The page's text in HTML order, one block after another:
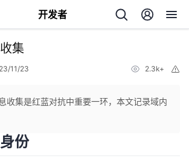
开发者
集
11/23 2.3k+
收集是红蓝对抗中重要一环，本文记录域内
份